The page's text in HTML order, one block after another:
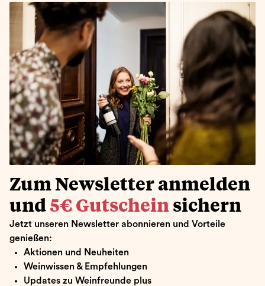
Zum Newsletter anmelden
und 5€ Gutschein sichern
Jetzt unseren Newsletter abonnieren und Vorteile
genießen:
Aktionen und Neuheiten
Weinwissen & Empfehlungen
Updates zu Weinfreunde plus